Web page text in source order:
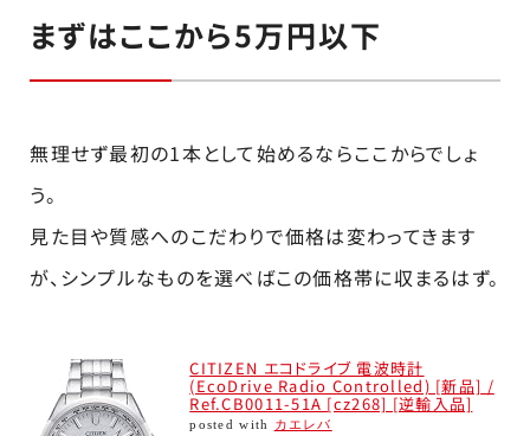
まずはここから5万円以下
無理せず最初の1本として始めるならここからでしょ
う。
見た目や質感へのこだわりで価格は変わってきます
が、シンプルなものを選べばこの価格帯に収まるはず。
CITIZEN エコドライブ 電波時計
(EcoDrive Radio Controlled) [新品] /
Ref.CB0011-51A [cz268] [逆輸入品]
posted with カエレバ